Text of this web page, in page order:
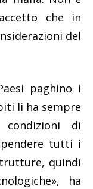
che in
del
paghino i
li ha sempre
di
tutti i
quindi
ha